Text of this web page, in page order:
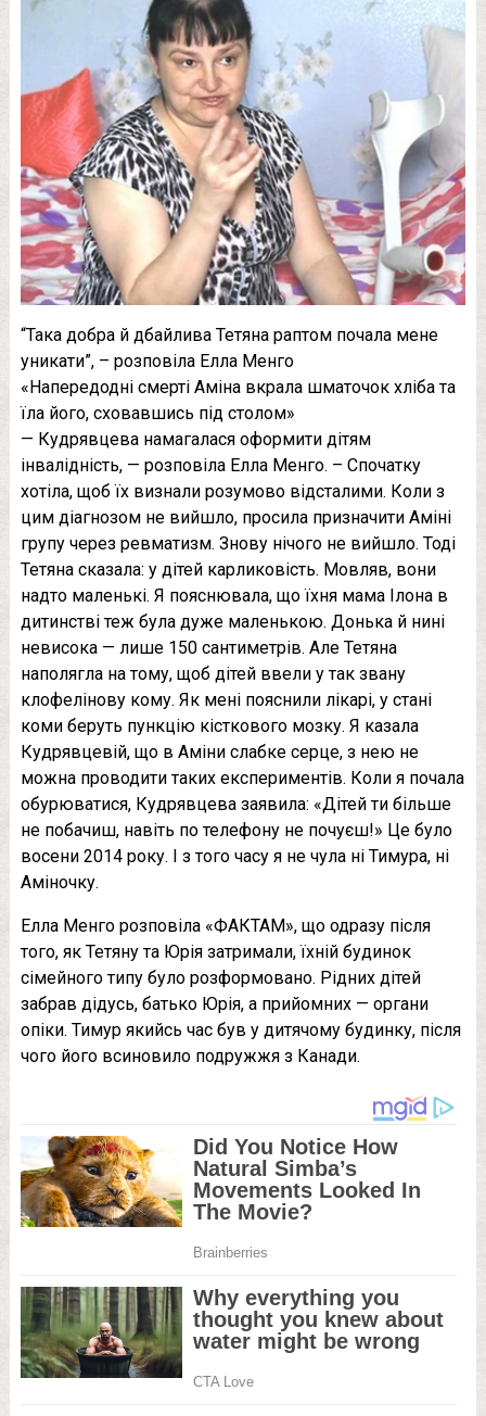
“Така добра й дбайлива Тетяна раптом почала мене
уникати”, – розповіла Елла Менго
«Напередодні смерті Аміна вкрала шматочок хліба та
їла його, сховавшись під столом»
— Кудрявцева намагалася оформити дітям
інвалідність, — розповіла Елла Менго. – Спочатку
хотіла, щоб їх визнали розумово відсталими. Коли з
цим діагнозом не вийшло, просила призначити Аміні
групу через ревматизм. Знову нічого не вийшло. Тоді
Тетяна сказала: у дітей карликовість. Мовляв, вони
надто маленькі. Я пояснювала, що їхня мама Ілона в
дитинстві теж була дуже маленькою. Донька й нині
невисока — лише 150 сантиметрів. Але Тетяна
наполягла на тому, щоб дітей ввели у так звану
клофелінову кому. Як мені пояснили лікарі, у стані
коми беруть пункцію кісткового мозку. Я казала
Кудрявцевій, що в Аміни слабке серце, з нею не
можна проводити таких експериментів. Коли я почала
обурюватися, Кудрявцева заявила: «Дітей ти більше
не побачиш, навіть по телефону не почуєш!» Це було
восени 2014 року. І з того часу я не чула ні Тимура, ні
Аміночку.
Елла Менго розповіла «ФАКТАМ», що одразу після
того, як Тетяну та Юрія затримали, їхній будинок
сімейного типу було розформовано. Рідних дітей
забрав дідусь, батько Юрія, а прийомних — органи
опіки. Тимур якийсь час був у дитячому будинку, після
чого його всиновило подружжя з Канади.